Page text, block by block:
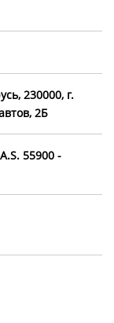
230000, г.
2Б
55900 -